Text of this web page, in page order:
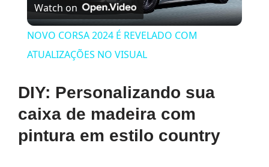
Video
Watch on
NOVO CORSA 2024 É REVELADO COM
ATUALIZAÇÕES NO VISUAL
DIY: Personalizando sua
caixa de madeira com
pintura em estilo country